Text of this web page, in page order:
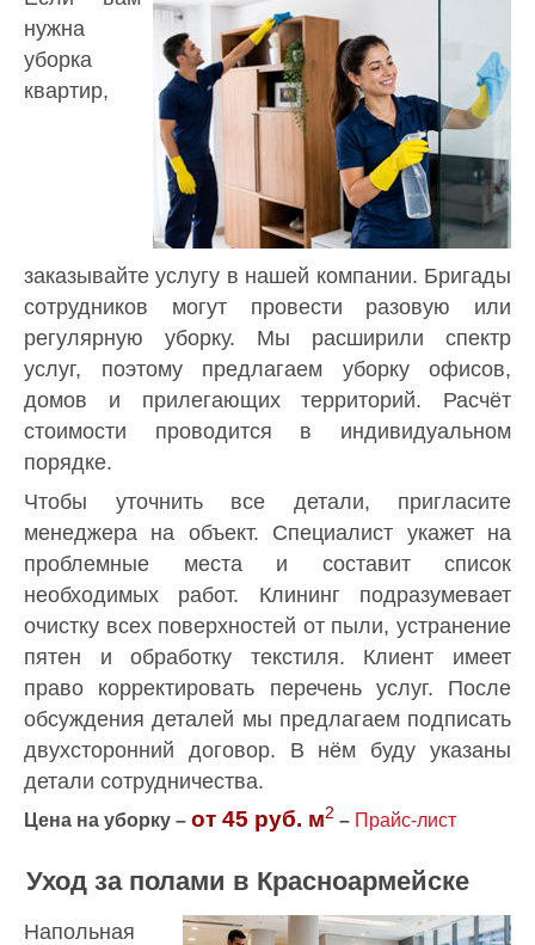
нужна
уборка
квартир,
заказывайте услугу в нашей компании. Бригады
сотрудников могут провести разовую или
регулярную уборку. Мы расширили спектр
услуг, поэтому предлагаем уборку офисов,
домов и прилегающих территорий. Расчёт
стоимости проводится в индивидуальном
порядке.
Чтобы уточнить все детали, пригласите
менеджера на объект. Специалист укажет на
проблемные места и составит список
необходимых работ. Клининг подразумевает
очистку всех поверхностей от пыли, устранение
пятен и обработку текстиля. Клиент имеет
право корректировать перечень услуг. После
обсуждения деталей мы предлагаем подписать
двухсторонний договор. В нём буду указаны
детали сотрудничества.
Цена на уборку – от 45 руб. м2 – Прайс-лист
Уход за полами в Красноармейске
Напольная